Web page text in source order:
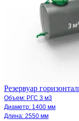
Резервуар
Объем: РГС 3 м3
Диаметр: 1400 мм
Длина: 2550 мм